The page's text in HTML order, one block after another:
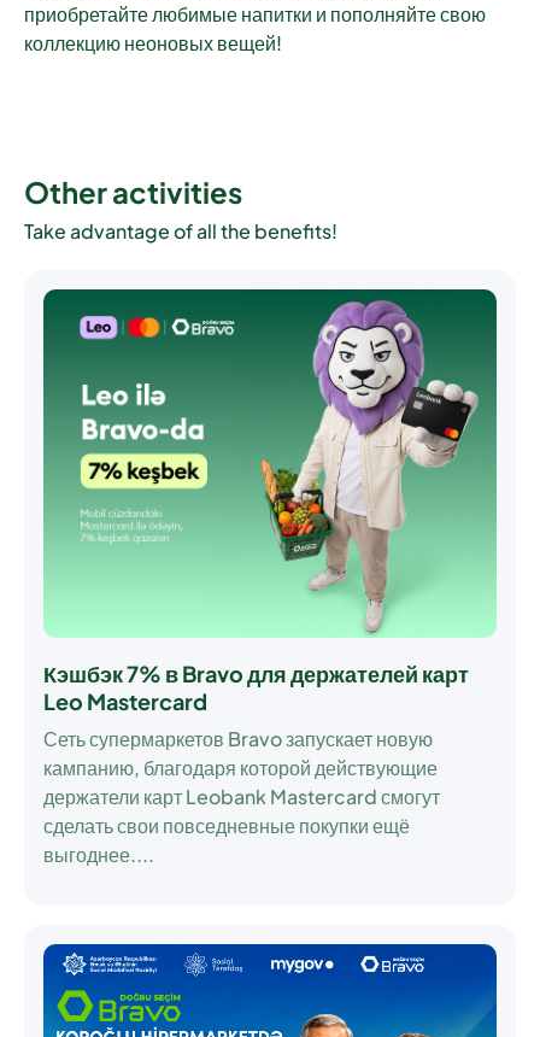
приобретайте любимые напитки и пополняйте свою
коллекцию неоновых вещей!
Other activities
Take advantage of all the benefits!
Кэшбэк 7% в Bravo для держателей карт
Leo Mastercard
Сеть супермаркетов Bravo запускает новую
кампанию, благодаря которой действующие
держатели карт Leobank Mastercard смогут
сделать свои повседневные покупки ещё
выгоднее....